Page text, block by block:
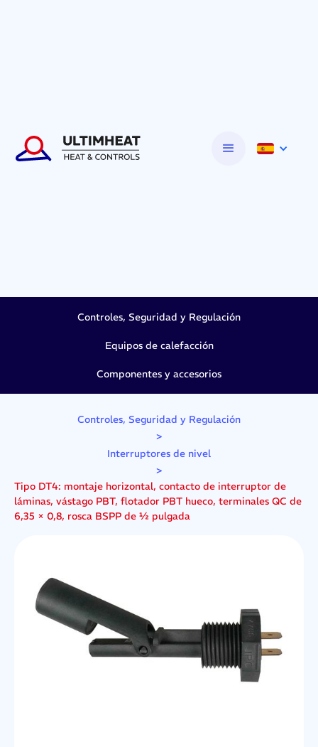
Controles, Seguridad y Regulación
Equipos de calefacción
Componentes y accesorios
Controles, Seguridad y Regulación
>
Interruptores de nivel
>
Tipo DT4: montaje horizontal, contacto de interruptor de
láminas, vástago PBT, flotador PBT hueco, terminales QC de
6,35 × 0,8, rosca BSPP de ½ pulgada